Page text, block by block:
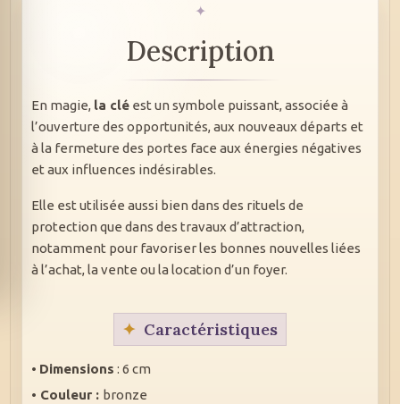
Description
En magie, la cléest un symbole puissant, associée à
l’ouverture des opportunités, aux nouveaux départs et
à la fermeture des portes face aux énergies négatives
et aux influences indésirables.
Elle est utilisée aussi bien dans des rituels de
protection que dans des travaux d’attraction,
notamment pour favoriser les bonnes nouvelles liées
à l’achat, la vente ou la location d’un foyer.
Caractéristiques
• Dimensions : 6 cm
• Couleur : bronze